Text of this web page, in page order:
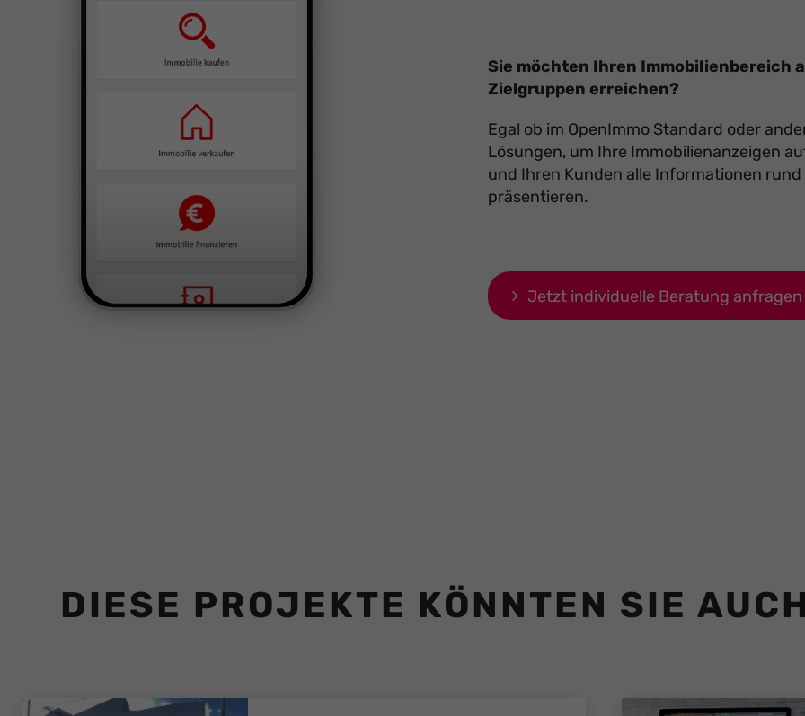
Sie möchten Ihren Immobilienbereich
Zielgruppen erreichen?
Egal ob im OpenImmo Standard oder
Lösungen, um Ihre Immobilienanzeigen
und Ihren Kunden alle Informationen
präsentieren.
Jetzt individuelle Beratung anfragen
DIESE PROJEKTE KÖNNTEN SIE